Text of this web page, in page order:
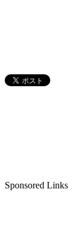
Sponsored Links